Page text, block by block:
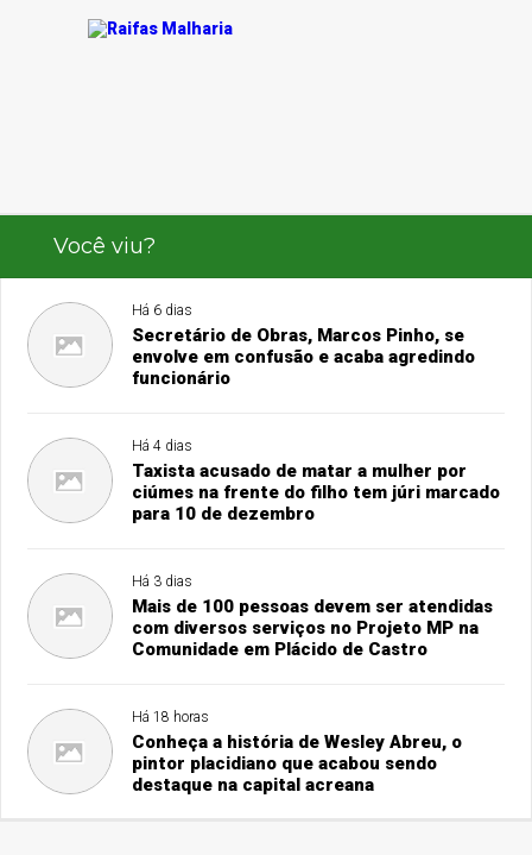
Você viu?
Há 6 dias
Secretário de Obras, Marcos Pinho, se
envolve em confusão e acaba agredindo
funcionário
Há 4 dias
Taxista acusado de matar a mulher por
ciúmes na frente do filho tem júri marcado
para 10 de dezembro
Há 3 dias
Mais de 100 pessoas devem ser atendidas
com diversos serviços no Projeto MP na
Comunidade em Plácido de Castro
Há 18 horas
Conheça a história de Wesley Abreu, o
pintor placidiano que acabou sendo
destaque na capital acreana